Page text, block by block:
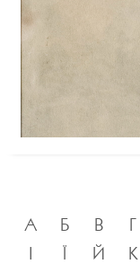
А
Б В Г
І
Ї Й К